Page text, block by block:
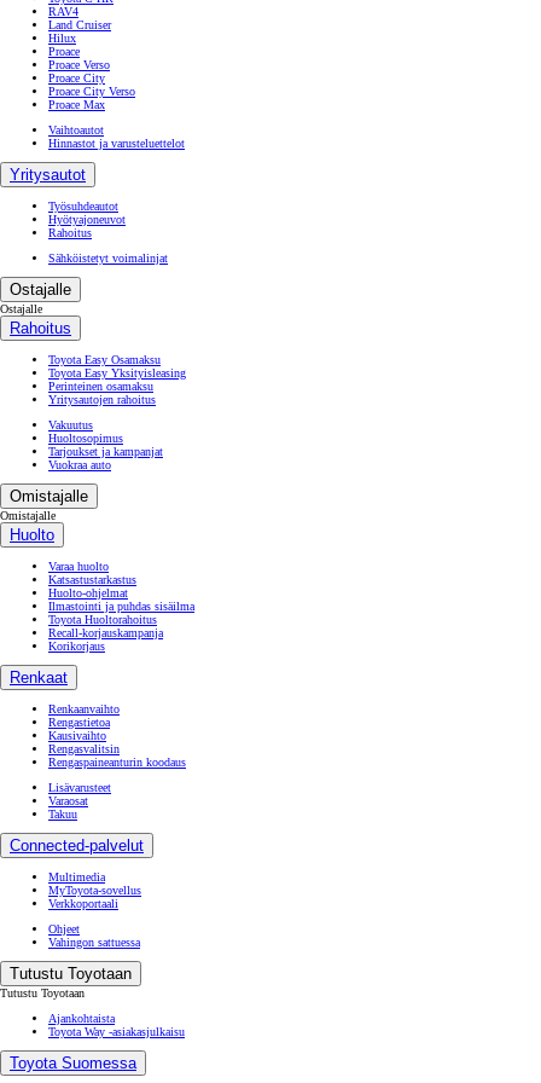
RAV4
Land Cruiser
Hilux
Proace
Proace Verso
Proace City
Proace City Verso
Proace Max
Vaihtoautot
Hinnastot ja varusteluettelot
Yritysautot
Työsuhdeautot
Hyötyajoneuvot
Rahoitus
Sähköistetyt voimalinjat
Ostajalle
Ostajalle
Rahoitus
Toyota Easy Osamaksu
Toyota Easy Yksityisleasing
Perinteinen osamaksu
Yritysautojen rahoitus
Vakuutus
Huoltosopimus
Tarjoukset ja kampanjat
Vuokraa auto
Omistajalle
Omistajalle
Huolto
Varaa huolto
Katsastustarkastus
Huolto-ohjelmat
Ilmastointi ja puhdas sisäilma
Toyota Huoltorahoitus
Recall-korjauskampanja
Korikorjaus
Renkaat
Renkaanvaihto
Rengastietoa
Kausivaihto
Rengasvalitsin
Rengaspaineanturin koodaus
Lisävarusteet
Varaosat
Takuu
Connected-palvelut
Multimedia
MyToyota-sovellus
Verkkoportaali
Ohjeet
Vahingon sattuessa
Tutustu Toyotaan
Tutustu Toyotaan
Ajankohtaista
Toyota Way -asiakasjulkaisu
Toyota Suomessa